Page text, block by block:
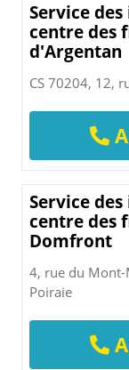
Service
centre des
d'Argentan
CS 70204, 12,
Service
centre des
Domfront
4, rue du
Poiraie